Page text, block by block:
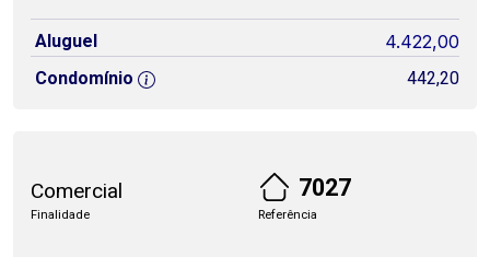
Aluguel 4.422,00
Condomínio 442,20
Comercial
Finalidade
7027
Referência